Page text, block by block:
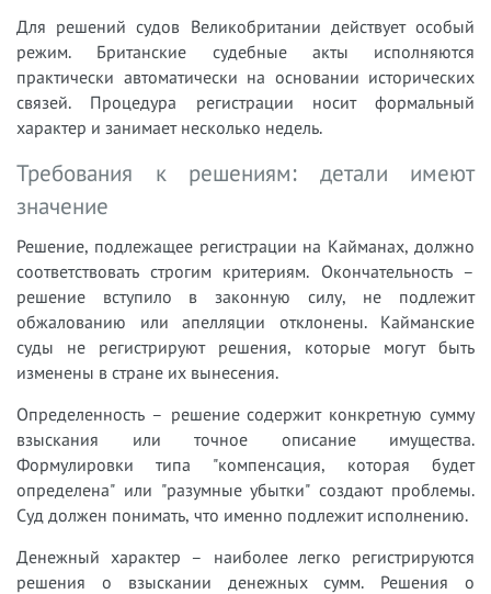
Для решений судов Великобритании действует особый
режим. Британские судебные акты исполняются
практически автоматически на основании исторических
связей. Процедура регистрации носит формальный
характер и занимает несколько недель.
Требования к решениям: детали имеют
значение
Решение, подлежащее регистрации на Кайманах, должно
соответствовать строгим критериям. Окончательность –
решение вступило в законную силу, не подлежит
обжалованию или апелляции отклонены. Кайманские
суды не регистрируют решения, которые могут быть
изменены в стране их вынесения.
Определенность – решение содержит конкретную сумму
взыскания или точное описание имущества.
Формулировки типа "компенсация, которая будет
определена" или "разумные убытки" создают проблемы.
Суд должен понимать, что именно подлежит исполнению.
Денежный характер – наиболее легко регистрируются
решения о взыскании денежных сумм. Решения о